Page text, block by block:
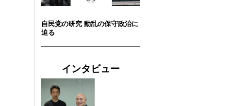
自民党の研究 動乱の保守政治に
迫る
インタビュー